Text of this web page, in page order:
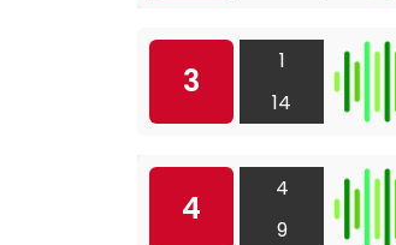
3
1
14
4
4
9